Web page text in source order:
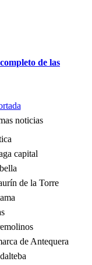
de las
noticias
capital
de la Torre
de Antequera